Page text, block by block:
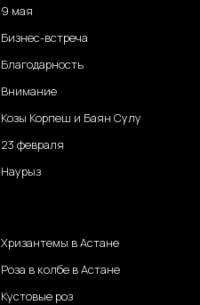
9 мая
Бизнес-встреча
Благодарность
Внимание
Козы Корпеш и Баян Сулу
23 февраля
Наурыз
Хризантемы в Астане
Роза в колбе в Астане
Кустовые роз